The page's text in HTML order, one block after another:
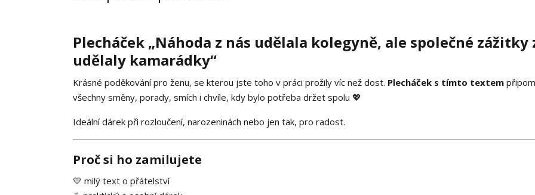
Plecháček „Náhoda z nás udělala kolegyně, ale společné zážitky
udělaly kamarádky“
Krásné poděkování pro ženu, se kterou jste toho v práci prožily víc než dost. Plecháček s tímto textem
všechny směny, porady, smích i chvíle, kdy bylo potřeba držet spolu 💖
Ideální dárek při rozloučení, narozeninách nebo jen tak, pro radost.
Proč si ho zamilujete
💛 milý text o přátelství